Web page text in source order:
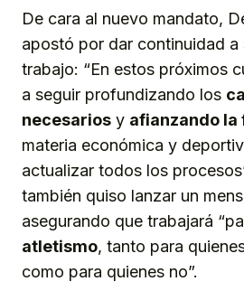
De cara al nuevo mandato,
apostó por dar continuidad a
trabajo: “En estos próximos
a seguir profundizando los
necesarios y afianzando la
materia económica y
actualizar todos los
también quiso lanzar un
asegurando que trabajará
atletismo, tanto para
como para quienes no”.